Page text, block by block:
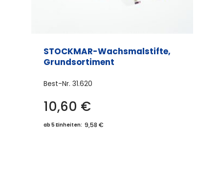
werden
STOCKMAR-Wachsmalstifte,
Grundsortiment
Best-Nr. 31.620
10,60 €
ab 5 Einheiten: 9,58 €